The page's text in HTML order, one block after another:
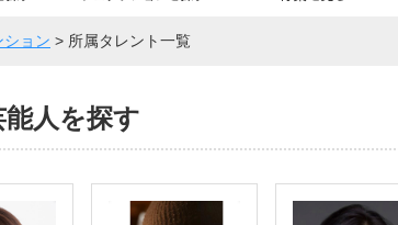
ション > 所属タレント一覧
人を探す